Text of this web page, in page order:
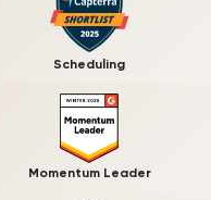
Scheduling
Momentum Leader